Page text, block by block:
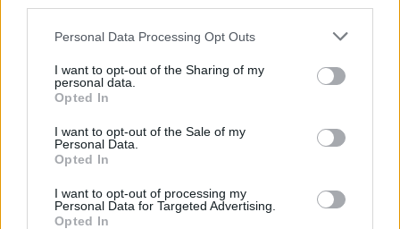
Please note that this website/app uses one or more Google
not limited to your visit or usage behaviour. You may click to
grant or deny consent to Google and its third-party tags to
use your data for below specified purposes in below Google
consent section.
Personal Data Processing Opt Outs
I want to opt-out of the Sharing of my
personal data.
Opted In
I want to opt-out of the Sale of my
Personal Data.
Opted In
I want to opt-out of processing my
Personal Data for Targeted Advertising.
Opted In
NÉPSZERŰ